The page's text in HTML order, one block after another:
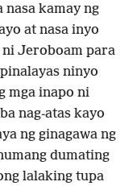
nasa kamay ng
at nasa inyo
ni Jeroboam para
ninyo
mga inapo ni
nag-atas kayo
ng ginagawa ng
dumating
lalaking tupa